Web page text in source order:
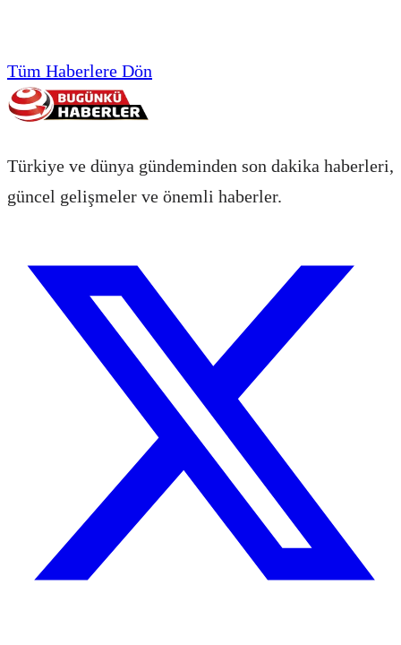
Tüm Haberlere Dön
Türkiye ve dünya gündeminden son dakika haberleri,
güncel gelişmeler ve önemli haberler.